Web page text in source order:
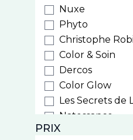
Nuxe
Phyto
Christophe
Color & Soin
Dercos
Color Glow
Les Secrets de
Natessance
Weleda
PRIX